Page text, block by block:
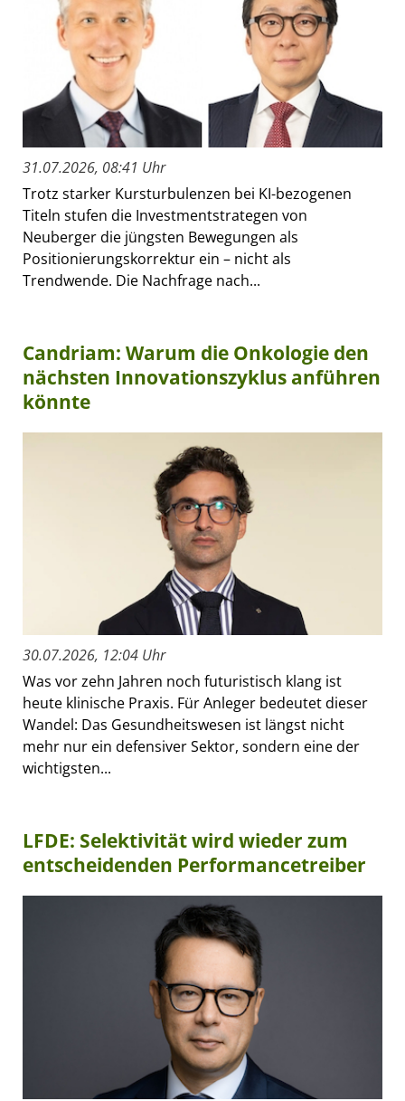
31.07.2026, 08:41 Uhr
Trotz starker Kursturbulenzen bei KI-bezogenen
Titeln stufen die Investmentstrategen von
Neuberger die jüngsten Bewegungen als
Positionierungskorrektur ein – nicht als
Trendwende. Die Nachfrage nach...
Candriam: Warum die Onkologie den
nächsten Innovationszyklus anführen
könnte
30.07.2026, 12:04 Uhr
Was vor zehn Jahren noch futuristisch klang ist
heute klinische Praxis. Für Anleger bedeutet dieser
Wandel: Das Gesundheitswesen ist längst nicht
mehr nur ein defensiver Sektor, sondern eine der
wichtigsten...
LFDE: Selektivität wird wieder zum
entscheidenden Performancetreiber